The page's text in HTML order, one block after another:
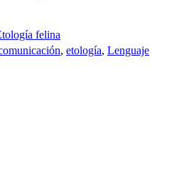
felina
, etología, Lenguaje